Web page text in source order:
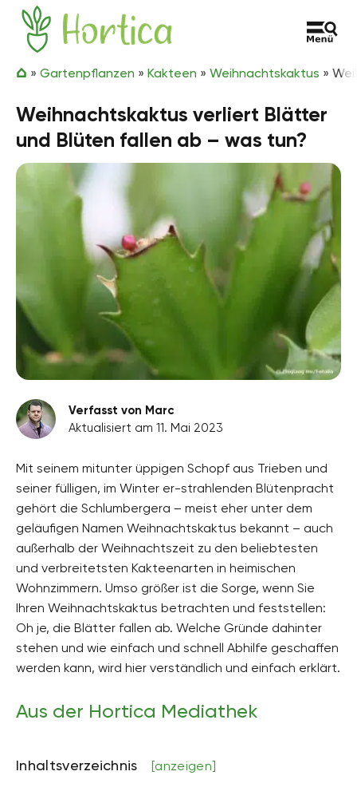
Zum Inhalt springen
Hortica
» Gartenpflanzen » Kakteen » Weihnachtskaktus »
Weihnachtskaktus verliert Blätter
und Blüten fallen ab – was tun?
Verfasst von Marc
Aktualisiert am 11. Mai 2023
Mit seinem mitunter üppigen Schopf aus Trieben und
seiner fülligen, im Winter er-strahlenden Blütenpracht
gehört die Schlumbergera – meist eher unter dem
geläufigen Namen Weihnachtskaktus bekannt – auch
außerhalb der Weihnachtszeit zu den beliebtesten
und verbreitetsten Kakteenarten in heimischen
Wohnzimmern. Umso größer ist die Sorge, wenn Sie
Ihren Weihnachtskaktus betrachten und feststellen:
Oh je, die Blätter fallen ab. Welche Gründe dahinter
stehen und wie einfach und schnell Abhilfe geschaffen
werden kann, wird hier verständlich und einfach erklärt.
Aus der Hortica Mediathek
Inhaltsverzeichnis [anzeigen]